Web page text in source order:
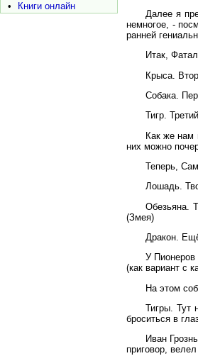
•
Книги онлайн
Далее я
немногое, -
ранней
Итак,
Крыса.
Собака.
Тигр.
Как же нам
них можно
Теперь,
Лошадь.
Обезьяна.
(Змея)
Дракон.
У Пионеров
(как вариант с
На этом
Тигры. Тут
броситься в
Иван
приговор,